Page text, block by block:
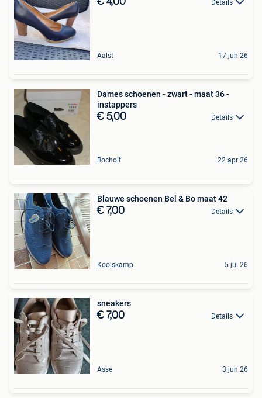
Details
Aalst 17 jun 26
Dames schoenen - zwart - maat 36 -
instappers
€ 5,00 Details
Bocholt 22 apr 26
Blauwe schoenen Bel & Bo maat 42
€ 7,00 Details
Koolskamp 5 jul 26
sneakers
€ 7,00 Details
Asse 3 jun 26